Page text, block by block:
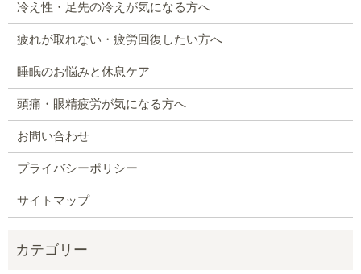
冷え性・足先の冷えが気になる方へ
疲れが取れない・疲労回復したい方へ
睡眠のお悩みと休息ケア
頭痛・眼精疲労が気になる方へ
お問い合わせ
プライバシーポリシー
サイトマップ